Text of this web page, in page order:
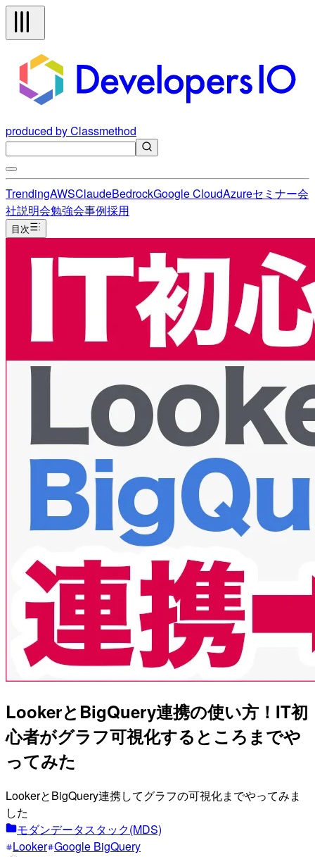
produced by Classmethod
TrendingAWSClaudeBedrockGoogle CloudAzureセミナー会
社説明会勉強会事例採用
目次
LookerとBigQuery連携の使い方！IT初
心者がグラフ可視化するところまでや
ってみた
LookerとBigQuery連携してグラフの可視化までやってみま
した
モダンデータスタック(MDS)
Looker Google BigQuery